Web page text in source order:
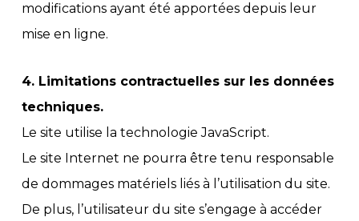
modifications ayant été apportées depuis leur
mise en ligne.
4. Limitations contractuelles sur les données
techniques.
Le site utilise la technologie JavaScript.
Le site Internet ne pourra être tenu responsable
de dommages matériels liés à l’utilisation du site.
De plus, l’utilisateur du site s’engage à accéder